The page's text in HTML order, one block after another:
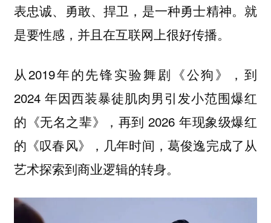
表忠诚、勇敢、捍卫，是一种勇士精神。就
是要性感，并且在互联网上很好传播。
从2019年的先锋实验舞剧《公狗》，到
2024 年因西装暴徒肌肉男引发小范围爆红
的《无名之辈》，再到 2026 年现象级爆红
的《叹春风》，几年时间，葛俊逸完成了从
艺术探索到商业逻辑的转身。